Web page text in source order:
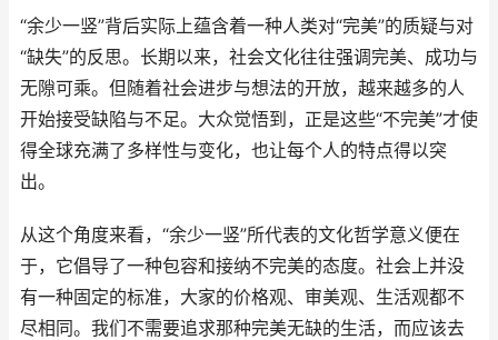
“余少一竖”背后实际上蕴含着一种人类对“完美”的质疑与对
“缺失”的反思。长期以来，社会文化往往强调完美、成功与
无隙可乘。但随着社会进步与想法的开放，越来越多的人
开始接受缺陷与不足。大众觉悟到，正是这些“不完美”才使
得全球充满了多样性与变化，也让每个人的特点得以突
出。
从这个角度来看，“余少一竖”所代表的文化哲学意义便在
于，它倡导了一种包容和接纳不完美的态度。社会上并没
有一种固定的标准，大家的价格观、审美观、生活观都不
尽相同。我们不需要追求那种完美无缺的生活，而应该去